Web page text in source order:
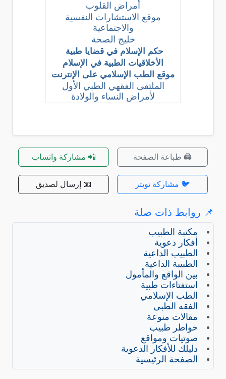
أمراض القلوب
موقع الاستشارات النفسية
والاجتماعية
خليج الصحة
حكم الإسلام في قضايا طبية
الأخلاقيات الطبية في الإسلام
موقع الطب الإسلامي على الإنترنت
الملتقى الفقهي الطبي الأول
لأمراض النساء والولادة
🖨️ طباعة الصفحة 📲 مشاركة واتساب
🐦 مشاركة تويتر 📧 إرسال لصديق
📌 روابط ذات صلة
مكتبة الطبيب
أفكار دعوية
الطبيب الداعية
الطبيبة الداعية
بين الواقع والمأمول
استفتاءات طبية
الطب الإسلامي
الفقه الطبي
مقالات منوعة
خواطر طبيب
صوتيات ومواقع
دليلك للأفكار الدعوية
الصفحة الرئيسية